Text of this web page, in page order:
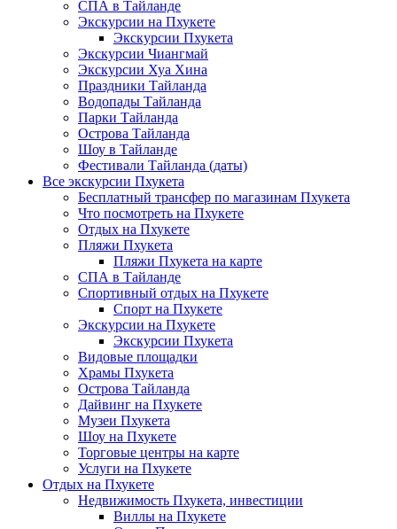
СПА в Тайланде
Экскурсии на Пхукете
Экскурсии Пхукета
Экскурсии Чиангмай
Экскурсии Хуа Хина
Праздники Тайланда
Водопады Тайланда
Парки Тайланда
Острова Тайланда
Шоу в Тайланде
Фестивали Тайланда (даты)
Все экскурсии Пхукета
Бесплатный трансфер по магазинам Пхукета
Что посмотреть на Пхукете
Отдых на Пхукете
Пляжи Пхукета
Пляжи Пхукета на карте
СПА в Тайланде
Спортивный отдых на Пхукете
Спорт на Пхукете
Экскурсии на Пхукете
Экскурсии Пхукета
Видовые площадки
Храмы Пхукета
Острова Тайланда
Дайвинг на Пхукете
Музеи Пхукета
Шоу на Пхукете
Торговые центры на карте
Услуги на Пхукете
Отдых на Пхукете
Недвижимость Пхукета, инвестиции
Виллы на Пхукете